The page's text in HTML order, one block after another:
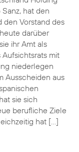
hat den
den Vorstand des
darüber
ihr Amt als
mit
niederlegen
Ausscheiden aus
sie sich
berufliche Ziele
hat […]